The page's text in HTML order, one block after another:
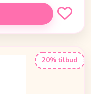
20% tilbud